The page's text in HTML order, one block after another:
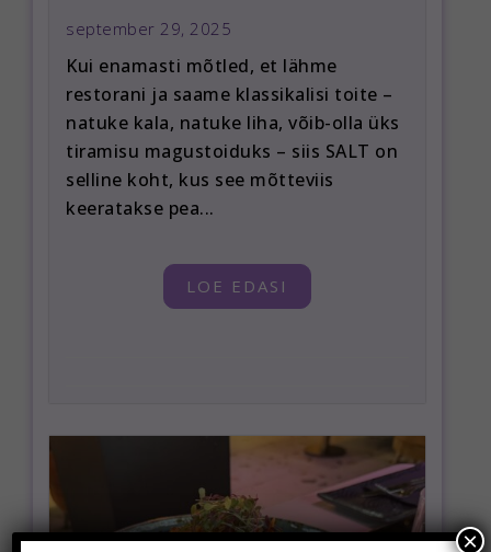
september 29, 2025
Kui enamasti mõtled, et lähme
restorani ja saame klassikalisi toite –
natuke kala, natuke liha, võib-olla üks
tiramisu magustoiduks – siis SALT on
selline koht, kus see mõtteviis
keeratakse pea...
LOE EDASI
×